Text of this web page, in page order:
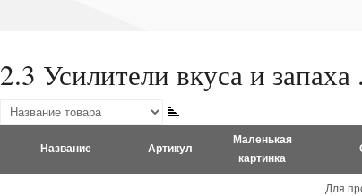
2.3 Усилители вкуса и запаха
Название Артикул
Маленькая
картинка
Для